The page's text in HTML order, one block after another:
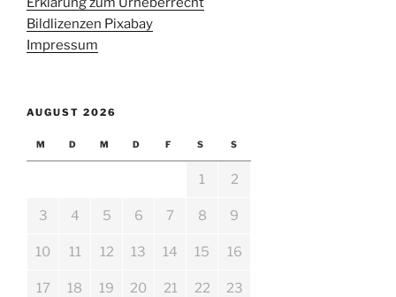
Bildlizenzen Pixabay
Impressum
AUGUST 2026
M D M D F S S
1 2
3 4 5 6 7 8 9
10 11 12 13 14 15 16
17 18 19 20 21 22 23